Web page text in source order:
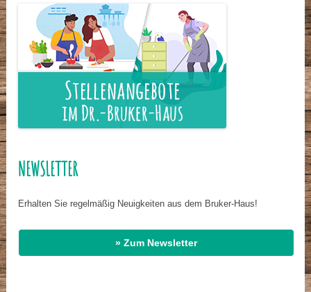
NEWSLETTER
Erhalten Sie regelmäßig Neuigkeiten aus dem Bruker-Haus!
» Zum Newsletter